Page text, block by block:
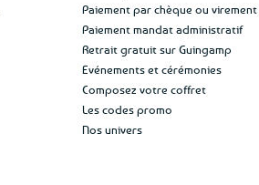
Paiement par chèque ou virement
Paiement mandat administratif
Retrait gratuit sur Guingamp
Evénements et cérémonies
Composez votre coffret
Les codes promo
Nos univers